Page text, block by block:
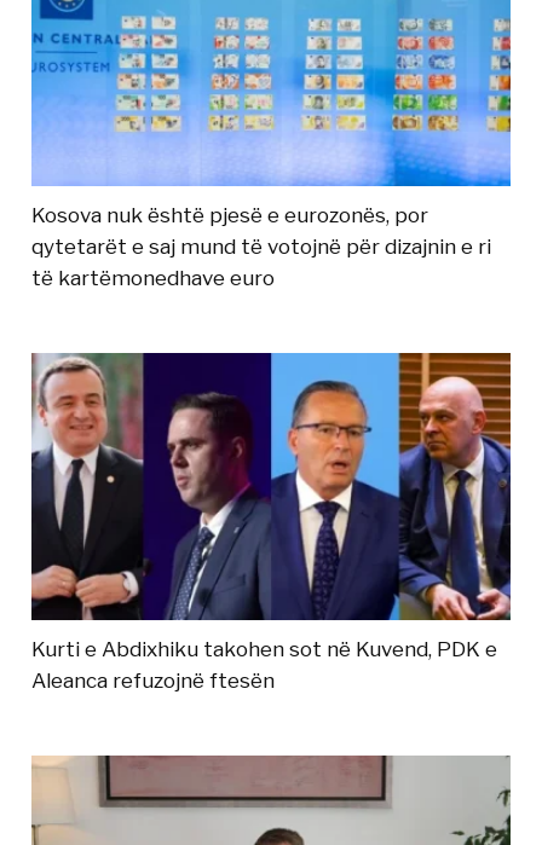
Kosova nuk është pjesë e eurozonës, por
qytetarët e saj mund të votojnë për dizajnin e ri
të kartëmonedhave euro
Kurti e Abdixhiku takohen sot në Kuvend, PDK e
Aleanca refuzojnë ftesën